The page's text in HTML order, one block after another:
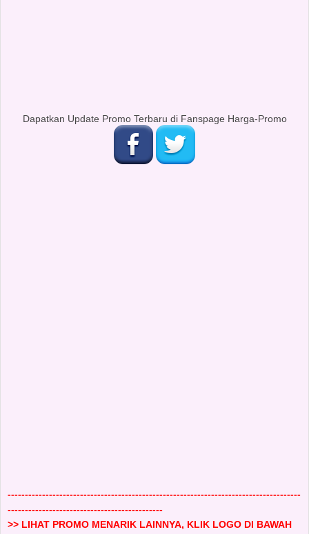
Dapatkan Update Promo Terbaru di Fanspage Harga-Promo
-------------------------------------------------------------------------------------
---------------------------------------------
>> LIHAT PROMO MENARIK LAINNYA, KLIK LOGO DI BAWAH